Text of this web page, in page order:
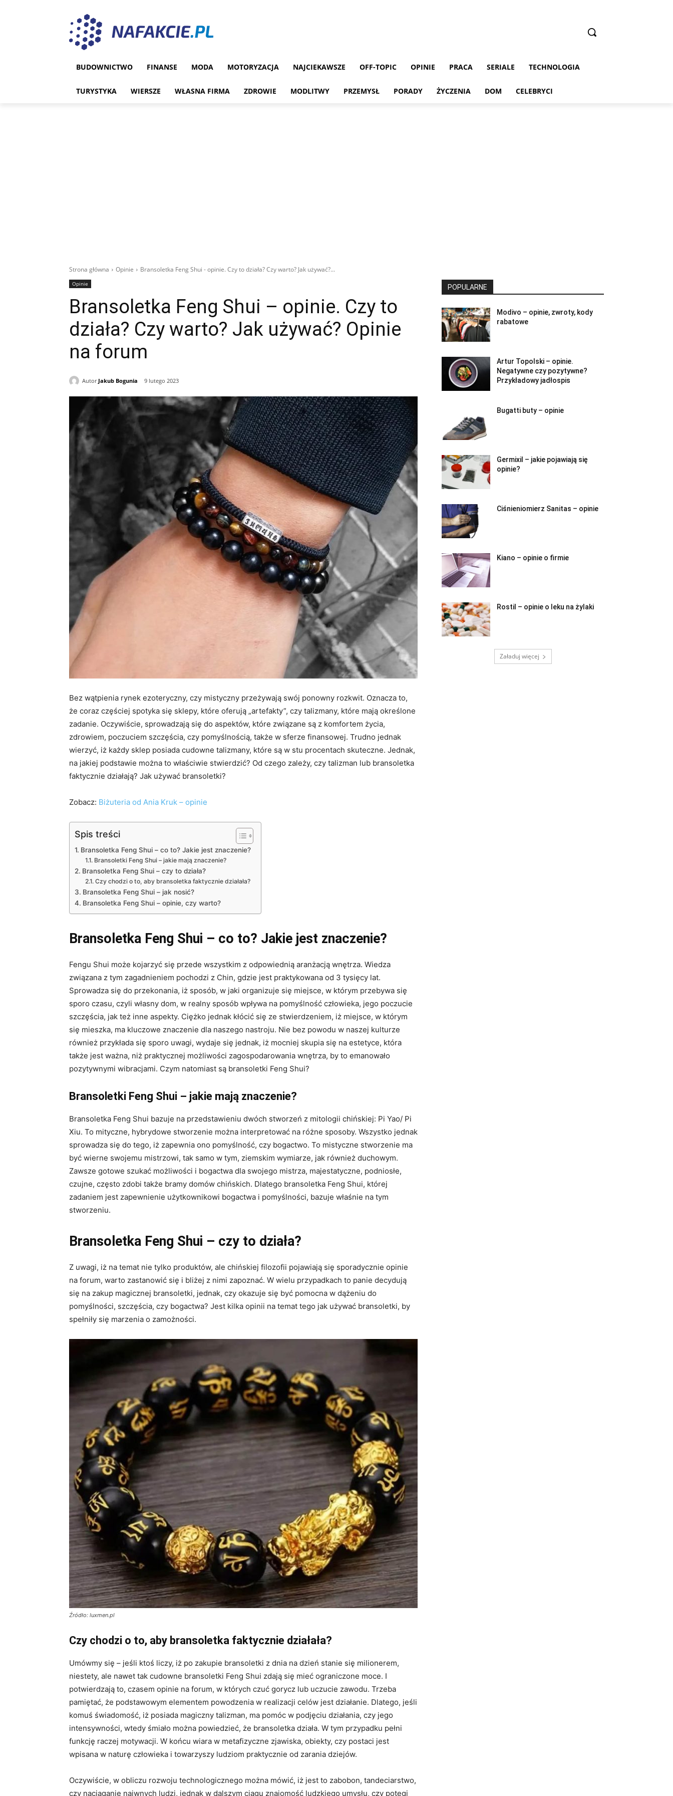
BUDOWNICTWO FINANSE MODA MOTORYZACJA NAJCIEKAWSZE OFF-TOPIC OPINIE PRACA SERIALE TECHNOLOGIA
TURYSTYKA WIERSZE WŁASNA FIRMA ZDROWIE MODLITWY PRZEMYSŁ PORADY ŻYCZENIA DOM CELEBRYCI
Strona główna Opinie Bransoletka Feng Shui - opinie. Czy to działa? Czy warto? Jak używać?...
Opinie
Bransoletka Feng Shui – opinie. Czy to
działa? Czy warto? Jak używać? Opinie
na forum
Autor Jakub Bogunia 9 lutego 2023
Bez wątpienia rynek ezoteryczny, czy mistyczny przeżywają swój ponowny rozkwit. Oznacza to,
że coraz częściej spotyka się sklepy, które oferują „artefakty”, czy talizmany, które mają określone
zadanie. Oczywiście, sprowadzają się do aspektów, które związane są z komfortem życia,
zdrowiem, poczuciem szczęścia, czy pomyślnością, także w sferze finansowej. Trudno jednak
wierzyć, iż każdy sklep posiada cudowne talizmany, które są w stu procentach skuteczne. Jednak,
na jakiej podstawie można to właściwie stwierdzić? Od czego zależy, czy talizman lub bransoletka
faktycznie działają? Jak używać bransoletki?
Zobacz: Biżuteria od Ania Kruk – opinie
Spis treści
Bransoletka Feng Shui – co to? Jakie jest znaczenie?
Bransoletki Feng Shui – jakie mają znaczenie?
Bransoletka Feng Shui – czy to działa?
Czy chodzi o to, aby bransoletka faktycznie działała?
Bransoletka Feng Shui – jak nosić?
Bransoletka Feng Shui – opinie, czy warto?
Bransoletka Feng Shui – co to? Jakie jest znaczenie?
Fengu Shui może kojarzyć się przede wszystkim z odpowiednią aranżacją wnętrza. Wiedza
związana z tym zagadnieniem pochodzi z Chin, gdzie jest praktykowana od 3 tysięcy lat.
Sprowadza się do przekonania, iż sposób, w jaki organizuje się miejsce, w którym przebywa się
sporo czasu, czyli własny dom, w realny sposób wpływa na pomyślność człowieka, jego poczucie
szczęścia, jak też inne aspekty. Ciężko jednak kłócić się ze stwierdzeniem, iż miejsce, w którym
się mieszka, ma kluczowe znaczenie dla naszego nastroju. Nie bez powodu w naszej kulturze
również przykłada się sporo uwagi, wydaje się jednak, iż mocniej skupia się na estetyce, która
także jest ważna, niż praktycznej możliwości zagospodarowania wnętrza, by to emanowało
pozytywnymi wibracjami. Czym natomiast są bransoletki Feng Shui?
Bransoletki Feng Shui – jakie mają znaczenie?
Bransoletka Feng Shui bazuje na przedstawieniu dwóch stworzeń z mitologii chińskiej: Pi Yao/ Pi
Xiu. To mityczne, hybrydowe stworzenie można interpretować na różne sposoby. Wszystko jednak
sprowadza się do tego, iż zapewnia ono pomyślność, czy bogactwo. To mistyczne stworzenie ma
być wierne swojemu mistrzowi, tak samo w tym, ziemskim wymiarze, jak również duchowym.
Zawsze gotowe szukać możliwości i bogactwa dla swojego mistrza, majestatyczne, podniosłe,
czujne, często zdobi także bramy domów chińskich. Dlatego bransoletka Feng Shui, której
zadaniem jest zapewnienie użytkownikowi bogactwa i pomyślności, bazuje właśnie na tym
stworzeniu.
Bransoletka Feng Shui – czy to działa?
Z uwagi, iż na temat nie tylko produktów, ale chińskiej filozofii pojawiają się sporadycznie opinie
na forum, warto zastanowić się i bliżej z nimi zapoznać. W wielu przypadkach to panie decydują
się na zakup magicznej bransoletki, jednak, czy okazuje się być pomocna w dążeniu do
pomyślności, szczęścia, czy bogactwa? Jest kilka opinii na temat tego jak używać bransoletki, by
spełniły się marzenia o zamożności.
Źródło: luxmen.pl
Czy chodzi o to, aby bransoletka faktycznie działała?
Umówmy się – jeśli ktoś liczy, iż po zakupie bransoletki z dnia na dzień stanie się milionerem,
niestety, ale nawet tak cudowne bransoletki Feng Shui zdają się mieć ograniczone moce. I
potwierdzają to, czasem opinie na forum, w których czuć gorycz lub uczucie zawodu. Trzeba
pamiętać, że podstawowym elementem powodzenia w realizacji celów jest działanie. Dlatego, jeśli
komuś świadomość, iż posiada magiczny talizman, ma pomóc w podjęciu działania, czy jego
intensywności, wtedy śmiało można powiedzieć, że bransoletka działa. W tym przypadku pełni
funkcję raczej motywacji. W końcu wiara w metafizyczne zjawiska, obiekty, czy postaci jest
wpisana w naturę człowieka i towarzyszy ludziom praktycznie od zarania dziejów.
Oczywiście, w obliczu rozwoju technologicznego można mówić, iż jest to zabobon, tandeciarstwo,
czy naciąganie naiwnych ludzi, jednak w dalszym ciągu znajomość ludzkiego umysłu, czy potęgi
POPULARNE
Modivo – opinie, zwroty, kody
rabatowe
Artur Topolski – opinie.
Negatywne czy pozytywne?
Przykładowy jadłospis
Bugatti buty – opinie
Germixil – jakie pojawiają się
opinie?
Ciśnieniomierz Sanitas – opinie
Kiano – opinie o firmie
Rostil – opinie o leku na żylaki
Załaduj więcej